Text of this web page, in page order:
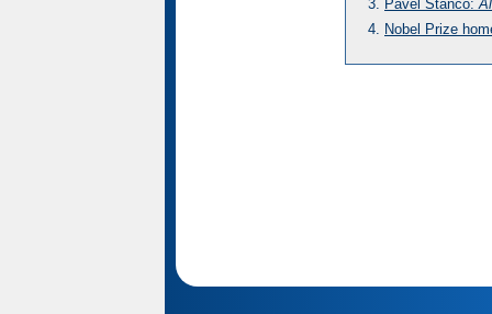
Pavel Stanco:
Nobel Prize